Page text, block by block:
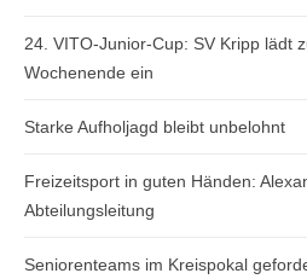
24. VITO-Junior-Cup: SV Kripp lädt
Wochenende ein
Starke Aufholjagd bleibt unbelohnt
Freizeitsport in guten Händen:
Abteilungsleitung
Seniorenteams im Kreispokal